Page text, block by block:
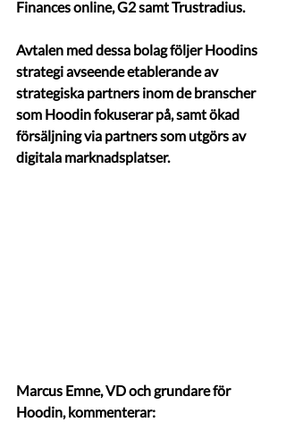
Finances online, G2 samt Trustradius.
Avtalen med dessa bolag följer Hoodins
strategi avseende etablerande av
strategiska partners inom de branscher
som Hoodin fokuserar på, samt ökad
försäljning via partners som utgörs av
digitala marknadsplatser.
Marcus Emne, VD och grundare för
Hoodin, kommenterar: